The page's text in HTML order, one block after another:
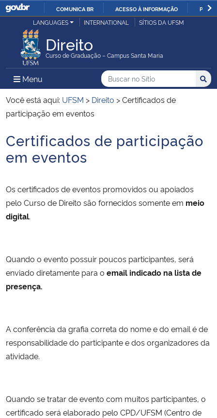
IR
COMUNICA BR ACESSO À INFORMAÇÃO
Ministério da Justiça e Segurança Pública
Ministério da Defesa
Ministério das Relações Exteriores
Ministério da Infraestrutura
Ministério da Educação
Ministério de Minas e Energia
Ministério do Meio Ambiente
Ministério do Turismo
LANGUAGES INTERNATIONAL SÍTIOS DA UFSM
Direito
Curso de Graduação – Campus Santa Maria
Menu Menu Principal do Sítio
Busca
Buscar no no Sítio
Busca:
Você está aqui: UFSM > Direito >Certificados de
participação em eventos
Início do conteúdo
Certificados de participação
em eventos
Os certificados de eventos promovidos ou apoiados
pelo Curso de Direito são fornecidos somente em meio
digital.
Quando o evento possuir poucos participantes, será
enviado diretamente para o email indicado na lista de
presença.
A conferência da grafia correta do nome e do email é de
responsabilidade do participante e dos organizadores da
atividade.
Quando se tratar de evento com muitos participantes, o
certificado será elaborado pelo CPD/UFSM (Centro de